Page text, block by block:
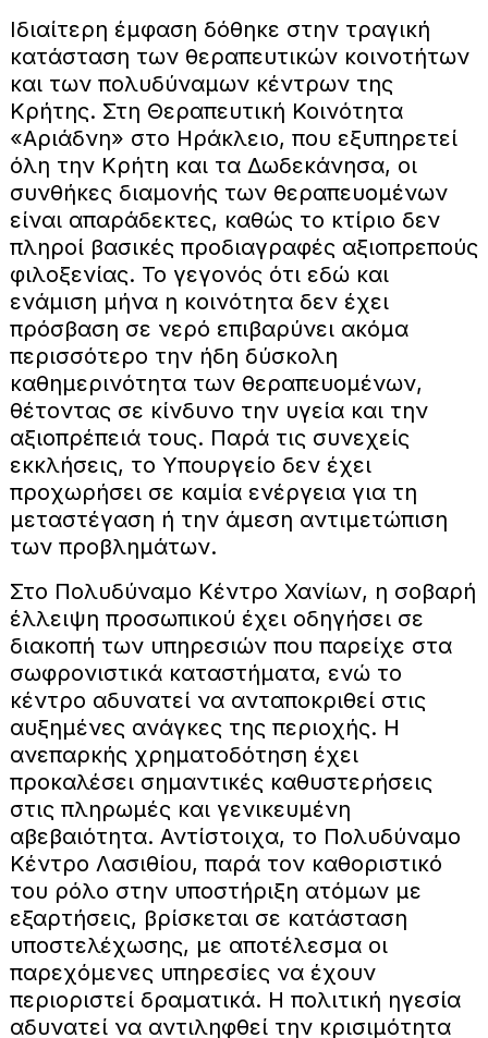
Ιδιαίτερη έμφαση δόθηκε στην τραγική
κατάσταση των θεραπευτικών κοινοτήτων
και των πολυδύναμων κέντρων της
Κρήτης. Στη Θεραπευτική Κοινότητα
«Αριάδνη» στο Ηράκλειο, που εξυπηρετεί
όλη την Κρήτη και τα Δωδεκάνησα, οι
συνθήκες διαμονής των θεραπευομένων
είναι απαράδεκτες, καθώς το κτίριο δεν
πληροί βασικές προδιαγραφές αξιοπρεπούς
φιλοξενίας. Το γεγονός ότι εδώ και
ενάμιση μήνα η κοινότητα δεν έχει
πρόσβαση σε νερό επιβαρύνει ακόμα
περισσότερο την ήδη δύσκολη
καθημερινότητα των θεραπευομένων,
θέτοντας σε κίνδυνο την υγεία και την
αξιοπρέπειά τους. Παρά τις συνεχείς
εκκλήσεις, το Υπουργείο δεν έχει
προχωρήσει σε καμία ενέργεια για τη
μεταστέγαση ή την άμεση αντιμετώπιση
των προβλημάτων.
Στο Πολυδύναμο Κέντρο Χανίων, η σοβαρή
έλλειψη προσωπικού έχει οδηγήσει σε
διακοπή των υπηρεσιών που παρείχε στα
σωφρονιστικά καταστήματα, ενώ το
κέντρο αδυνατεί να ανταποκριθεί στις
αυξημένες ανάγκες της περιοχής. Η
ανεπαρκής χρηματοδότηση έχει
προκαλέσει σημαντικές καθυστερήσεις
στις πληρωμές και γενικευμένη
αβεβαιότητα. Αντίστοιχα, το Πολυδύναμο
Κέντρο Λασιθίου, παρά τον καθοριστικό
του ρόλο στην υποστήριξη ατόμων με
εξαρτήσεις, βρίσκεται σε κατάσταση
υποστελέχωσης, με αποτέλεσμα οι
παρεχόμενες υπηρεσίες να έχουν
περιοριστεί δραματικά. Η πολιτική ηγεσία
αδυνατεί να αντιληφθεί την κρισιμότητα